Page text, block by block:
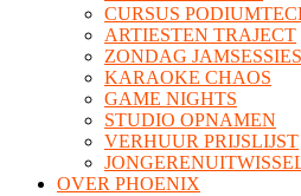
CURSUS
ARTIESTEN TRAJECT
ZONDAG JAMSESSIES
KARAOKE CHAOS
GAME NIGHTS
STUDIO OPNAMEN
VERHUUR PRIJSLIJST
OVER PHOENIX